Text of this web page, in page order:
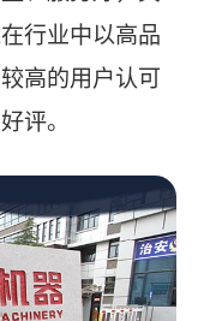
行业中以高品
高的用户认可
评。